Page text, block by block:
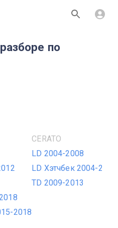
по
2018
CERATO
LD 2004-2008
LD Хэтчбек 2004-2008
TD 2009-2013